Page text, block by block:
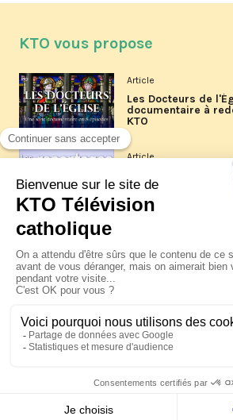
KTO vous propose
Article
Les Docteurs de
documentaire à
KTO
Article
Les reportages
La visite pastorale
XIV à Assise à
jeudi 6 août
Le pape en
Pérou du 6 au 17
© KTO 2026 —